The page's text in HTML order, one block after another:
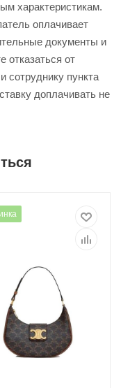
характеристикам.
оплачивает
документы и
отказаться от
сотруднику пункта
доплачивать не